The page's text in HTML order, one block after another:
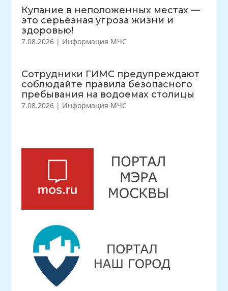
Купание в неположенных местах —
это серьёзная угроза жизни и
здоровью!
7.08.2026 | Информация МЧС
Сотрудники ГИМС предупреждают
соблюдайте правила безопасного
пребывания на водоемах столицы
7.08.2026 | Информация МЧС